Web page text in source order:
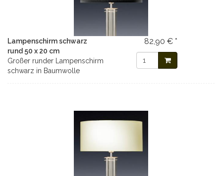
Lampenschirm schwarz
rund 50 x 20 cm
Großer runder Lampenschirm
schwarz in Baumwolle
82,90 € *